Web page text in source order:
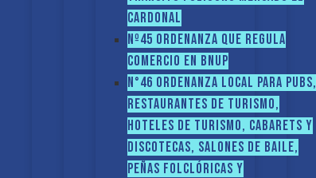
Cardonal
Nº45 Ordenanza que regula
comercio en BNUP
N°46 Ordenanza local para pubs,
restaurantes de turismo,
hoteles de turismo, cabarets y
discotecas, salones de baile,
peñas folclóricas y